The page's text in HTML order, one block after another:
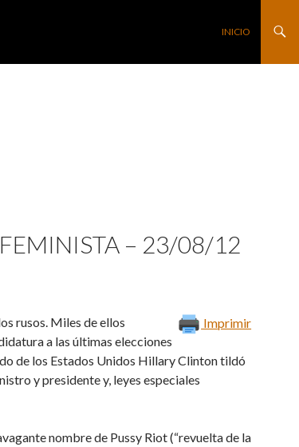
SALTAR AL
INICIO
– 23/08/12
Imprimir
rusos. Miles de ellos
a las últimas elecciones
de los Estados Unidos Hillary Clinton tildó
y presidente y, leyes especiales
nombre de Pussy Riot (“revuelta de la